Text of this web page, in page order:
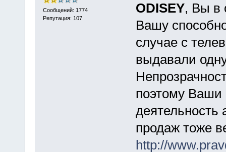
Сообщений: 1774
Репутация: 107
ODISEY, Вы в
Вашу
случае с
выдавали
поэтому Ваши
продаж тоже
http://